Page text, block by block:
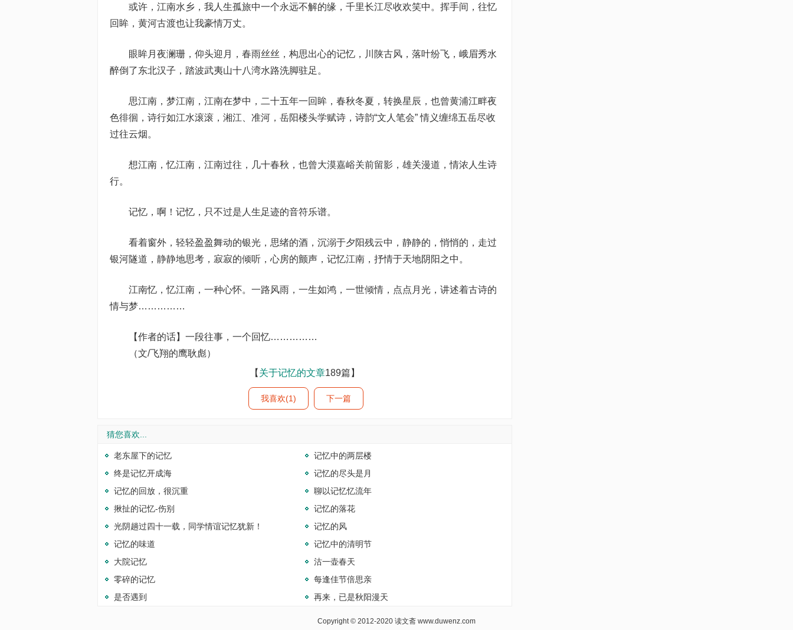
或许，江南水乡，我人生孤旅中一个永远不解的缘，千里长江尽收欢笑中。挥手间，往忆
回眸，黄河古渡也让我豪情万丈。
眼眸月夜澜珊，仰头迎月，春雨丝丝，构思出心的记忆，川陕古风，落叶纷飞，峨眉秀水
醉倒了东北汉子，踏波武夷山十八湾水路洗脚驻足。
思江南，梦江南，江南在梦中，二十五年一回眸，春秋冬夏，转换星辰，也曾黄浦江畔夜
色徘徊，诗行如江水滚滚，湘江、准河，岳阳楼头学赋诗，诗韵“文人笔会” 情义缠绵五岳尽收
过往云烟。
想江南，忆江南，江南过往，几十春秋，也曾大漠嘉峪关前留影，雄关漫道，情浓人生诗
行。
记忆，啊！记忆，只不过是人生足迹的音符乐谱。
看着窗外，轻轻盈盈舞动的银光，思绪的酒，沉溺于夕阳残云中，静静的，悄悄的，走过
银河隧道，静静地思考，寂寂的倾听，心房的颤声，记忆江南，抒情于天地阴阳之中。
江南忆，忆江南，一种心怀。一路风雨，一生如鸿，一世倾情，点点月光，讲述着古诗的
情与梦……………
【作者的话】一段往事，一个回忆……………
（文/飞翔的鹰耿彪）
【 关于记忆的文章189篇】
我喜欢(1) 下一篇
猜您喜欢...
老东屋下的记忆
记忆中的两层楼
终是记忆开成海
记忆的尽头是月
记忆的回放，很沉重
聊以记忆忆流年
揪扯的记忆-伤别
记忆的落花
光阴趟过四十一载，同学情谊记忆犹新！
记忆的风
记忆的味道
记忆中的清明节
大院记忆
沽一壶春天
零碎的记忆
每逢佳节倍思亲
是否遇到
再来，已是秋阳漫天
Copyright © 2012-2020 读文斋 www.duwenz.com